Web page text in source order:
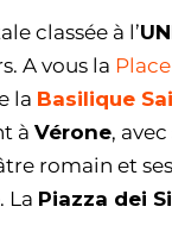
classée à l’
A vous la
la Basilique
à Vérone,
romain et
La Piazza dei